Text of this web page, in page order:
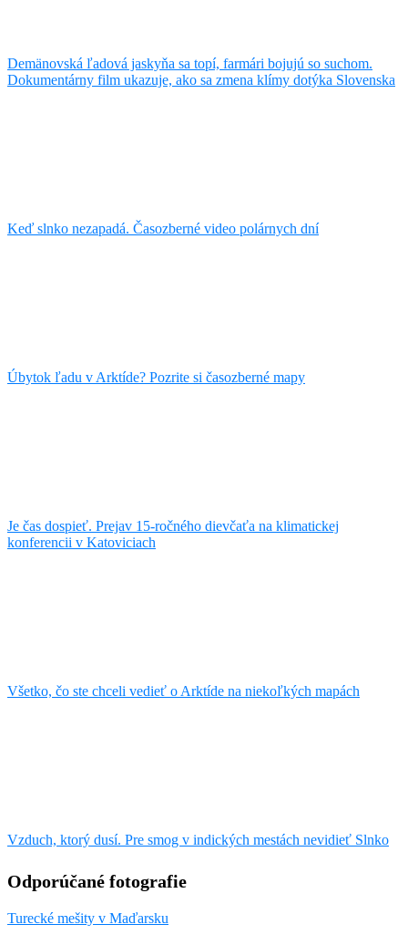
Demänovská ľadová jaskyňa sa topí, farmári bojujú so suchom.
Dokumentárny film ukazuje, ako sa zmena klímy dotýka Slovenska
Keď slnko nezapadá. Časozberné video polárnych dní
Úbytok ľadu v Arktíde? Pozrite si časozberné mapy
Je čas dospieť. Prejav 15-ročného dievčaťa na klimatickej
konferencii v Katoviciach
Všetko, čo ste chceli vedieť o Arktíde na niekoľkých mapách
Vzduch, ktorý dusí. Pre smog v indických mestách nevidieť Slnko
Odporúčané fotografie
Turecké mešity v Maďarsku